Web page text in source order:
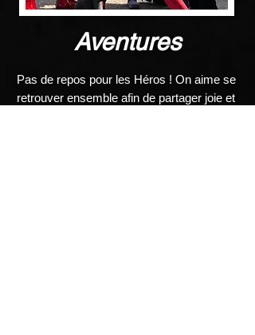
Aventures
Pas de repos pour les Héros ! On aime se
retrouver ensemble afin de partager joie et